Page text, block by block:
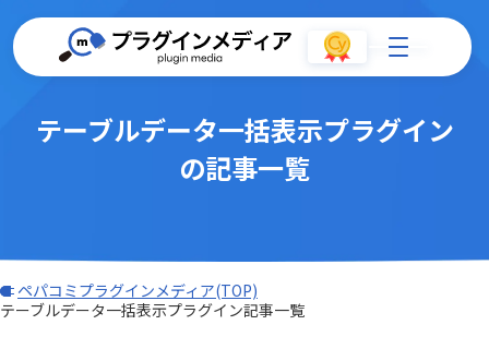
テーブルデータ一括表示プラグイン
の記事一覧
ペパコミプラグインメディア(TOP)
テーブルデータ一括表示プラグイン記事一覧